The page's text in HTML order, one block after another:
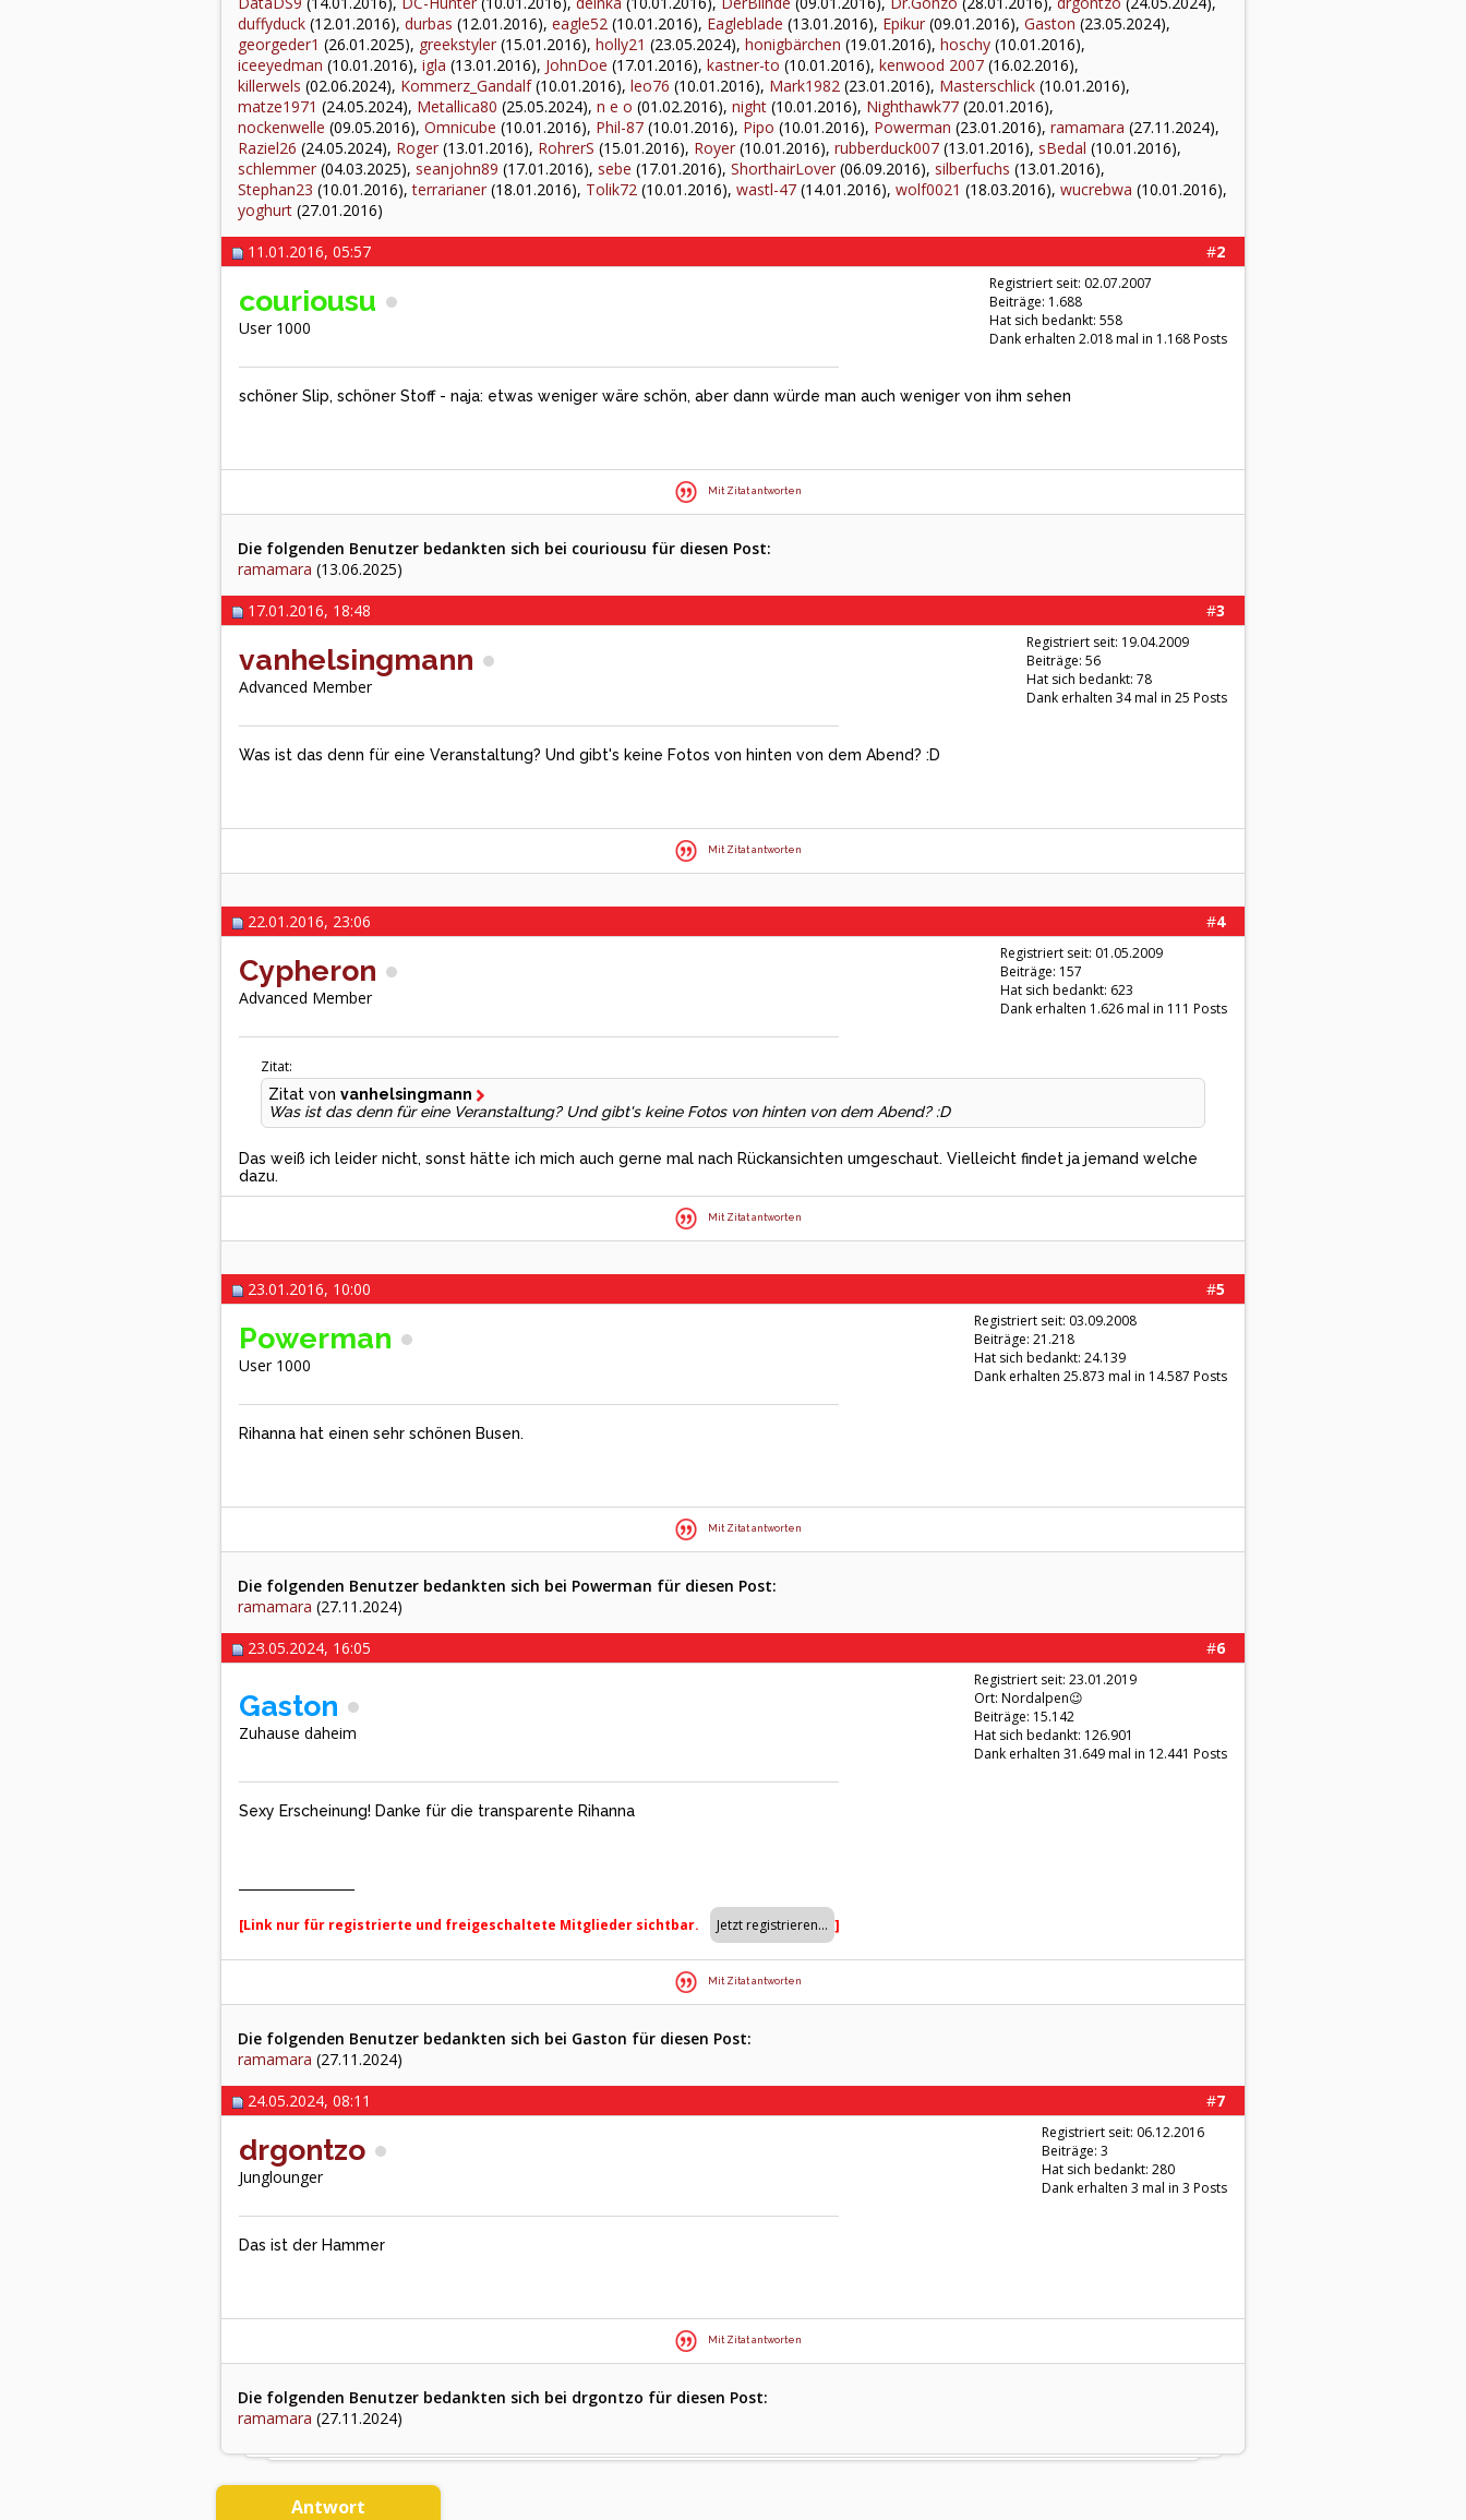
duffyduck (12.01.2016), durbas (12.01.2016), eagle52 (10.01.2016), Eagleblade (13.01.2016), Epikur (09.01.2016), Gaston (23.05.2024),
georgeder1 (26.01.2025), greekstyler (15.01.2016), holly21 (23.05.2024), honigbärchen (19.01.2016), hoschy (10.01.2016),
iceeyedman (10.01.2016), igla (13.01.2016), JohnDoe (17.01.2016), kastner-to (10.01.2016), kenwood 2007 (16.02.2016),
killerwels (02.06.2024), Kommerz_Gandalf(10.01.2016), leo76 (10.01.2016), Mark1982 (23.01.2016), Masterschlick (10.01.2016),
matze1971 (24.05.2024), Metallica80 (25.05.2024), n e o (01.02.2016), night (10.01.2016), Nighthawk77 (20.01.2016),
nockenwelle (09.05.2016), Omnicube (10.01.2016), Phil-87 (10.01.2016), Pipo (10.01.2016), Powerman (23.01.2016), ramamara (27.11.2024),
Raziel26 (24.05.2024), Roger (13.01.2016), RohrerS (15.01.2016), Royer (10.01.2016), rubberduck007 (13.01.2016), sBedal (10.01.2016),
schlemmer (04.03.2025), seanjohn89 (17.01.2016), sebe (17.01.2016), ShorthairLover (06.09.2016), silberfuchs (13.01.2016),
Stephan23 (10.01.2016),terrarianer (18.01.2016), Tolik72 (10.01.2016), wastl-47 (14.01.2016), wolf0021 (18.03.2016), wucrebwa (10.01.2016),
yoghurt (27.01.2016)
#2
11.01.2016, 05:57
couriousu
User 1000
Registriert seit: 02.07.2007
Beiträge: 1.688
Hat sich bedankt: 558
Dank erhalten 2.018 mal in 1.168 Posts
schöner Slip, schöner Stoff - naja: etwas weniger wäre schön, aber dann würde man auch weniger von ihm sehen
Mit Zitat antworten
Die folgenden Benutzer bedankten sich bei couriousu für diesen Post:
ramamara (13.06.2025)
#3
17.01.2016, 18:48
vanhelsingmann
Advanced Member
Registriert seit: 19.04.2009
Beiträge: 56
Hat sich bedankt: 78
Dank erhalten 34 mal in 25 Posts
Was ist das denn für eine Veranstaltung? Und gibt's keine Fotos von hinten von dem Abend? :D
Mit Zitat antworten
#4
22.01.2016, 23:06
Cypheron
Advanced Member
Registriert seit: 01.05.2009
Beiträge: 157
Hat sich bedankt: 623
Dank erhalten 1.626 mal in 111 Posts
Zitat:
Zitat von vanhelsingmann
Was ist das denn für eine Veranstaltung? Und gibt's keine Fotos von hinten von dem Abend? :D
Das weiß ich leider nicht, sonst hätte ich mich auch gerne mal nach Rückansichten umgeschaut. Vielleicht findet ja jemand welche
dazu.
Mit Zitat antworten
#5
23.01.2016, 10:00
Powerman
User 1000
Registriert seit: 03.09.2008
Beiträge: 21.218
Hat sich bedankt: 24.139
Dank erhalten 25.873 mal in 14.587 Posts
Rihanna hat einen sehr schönen Busen.
Mit Zitat antworten
Die folgenden Benutzer bedankten sich bei Powerman für diesen Post:
ramamara (27.11.2024)
#6
23.05.2024, 16:05
Gaston
Zuhause daheim
Registriert seit: 23.01.2019
Ort: Nordalpen😉
Beiträge: 15.142
Hat sich bedankt: 126.901
Dank erhalten 31.649 mal in 12.441 Posts
Sexy Erscheinung! Danke für die transparente Rihanna
[Link nur für registrierte und freigeschaltete Mitglieder sichtbar. ]
Mit Zitat antworten
Die folgenden Benutzer bedankten sich bei Gaston für diesen Post:
ramamara (27.11.2024)
#7
24.05.2024, 08:11
drgontzo
Junglounger
Registriert seit: 06.12.2016
Beiträge: 3
Hat sich bedankt: 280
Dank erhalten 3 mal in 3 Posts
Das ist der Hammer
Mit Zitat antworten
Die folgenden Benutzer bedankten sich bei drgontzo für diesen Post:
ramamara (27.11.2024)
Antwort